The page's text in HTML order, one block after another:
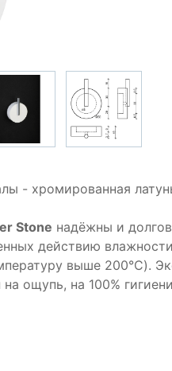
- хромированная
Stone надёжны и
действию
выше 200°C).
ощупь, на 100%